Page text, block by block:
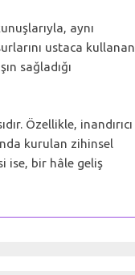
aynı
ustaca kullanan
sağladığı
Özellikle, inandırıcı
kurulan zihinsel
ise, bir hâle geliş